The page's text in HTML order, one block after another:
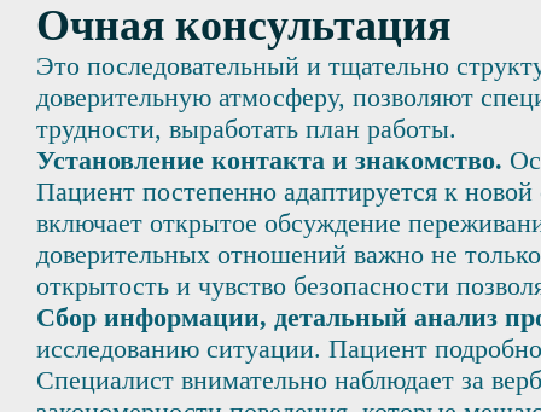
Очная консультация
Это последовательный и тщательно
доверительную атмосферу, позволяют
трудности, выработать план работы.
Установление контакта и знакомство.
Пациент постепенно адаптируется к
включает открытое обсуждение
доверительных отношений важно не
открытость и чувство безопасности
Сбор информации, детальный анализ
исследованию ситуации. Пациент
Специалист внимательно наблюдает за